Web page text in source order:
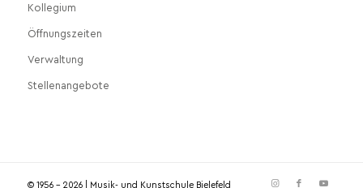
Kollegium
Öffnungszeiten
Verwaltung
Stellenangebote
© 1956 - 2026 | Musik- und Kunstschule Bielefeld